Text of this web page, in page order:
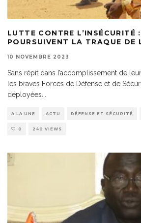
LUTTE CONTRE L’INSÉCURITÉ
POURSUIVENT LA TRAQUE DE
10 NOVEMBRE 2023
Sans répit dans l’accomplissement de
les braves Forces de Défense et de
déployées
A LA UNE ACTU DÉFENSE ET SÉCURITÉ
0 240 VIEWS